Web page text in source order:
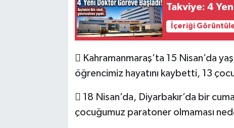
Takviye: 4
İçeriği
 Kahramanmaraş’ta 15 Nisan’da
öğrencimiz hayatını kaybetti, 13
 18 Nisan’da, Diyarbakır’da bir
çocuğumuz paratoner olmaması